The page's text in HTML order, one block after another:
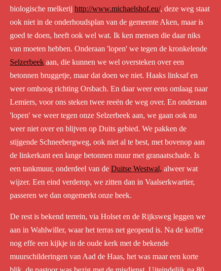
biologische melkerij http://www.michaelshof.eu/, deze weg staat
ook niet in de onderhoudsplan van de gemeente Aken, maar is
goed te doen, heeft ook wel wat. Ik ken mensen die daar niks
van moeten hebben. Onderaan 'lopen' we tegen de kronkelende
Selzerbeek aan, die kunnen we wel oversteken over een
betonnen bruggetje, maar dat doen we niet. Haaks linksaf en
weer omhoog richting Orsbach. En daar weer eens omlaag naar
Lemiers, voor ons steken twee reeën de weg over. En onderaan
'lopen' we weer tegen onze Selzerbeek aan, we gaan ook nu
weer niet over en blijven op Duits gebied. We pakken de
stijgende Schneebergweg, ook niet al te best, met bovenop aan
de linkerkant een lange betonnen muur met granaatschade. Is
een tankmuur, onderdeel van de Duitse Westwal, alweer wat
wijzer. Een eind verderop, we zitten dan in Vaalserkwartier,
passeren we dan ongemerkt onze beek.
De rest is bekend terrein, via Holset en de Rijksweg leggen we
aan in Wahlwiller, waar het terras net geopend is. Na de koffie
nog effe een kijkje in de oude kerk met de bekende
muurschilderingen van Aad de Haas, het was maar een korte